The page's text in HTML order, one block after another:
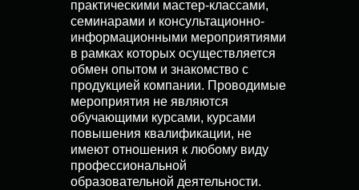
практическими мастер-классами,
семинарами и консультационно-
информационными мероприятиями
в рамках которых осуществляется
обмен опытом и знакомство с
продукцией компании. Проводимые
мероприятия не являются
обучающими курсами, курсами
повышения квалификации, не
имеют отношения к любому виду
профессиональной
образовательной деятельности.